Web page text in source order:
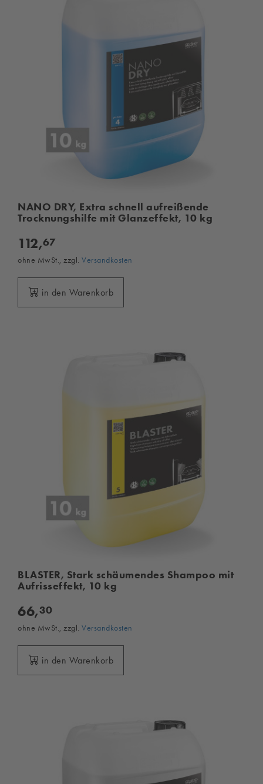
NANO DRY, Extra schnell aufreißende
Trocknungshilfe mit Glanzeffekt, 10 kg
112,67
ohne MwSt., zzgl. Versandkosten
in den Warenkorb
BLASTER, Stark schäumendes Shampoo mit
Aufrisseffekt, 10 kg
66,30
ohne MwSt., zzgl. Versandkosten
in den Warenkorb